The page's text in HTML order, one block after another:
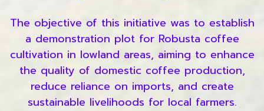
The objective of this initiative was to establish
a demonstration plot for Robusta coffee
cultivation in lowland areas, aiming to enhance
the quality of domestic coffee production,
reduce reliance on imports, and create
sustainable livelihoods for local farmers.